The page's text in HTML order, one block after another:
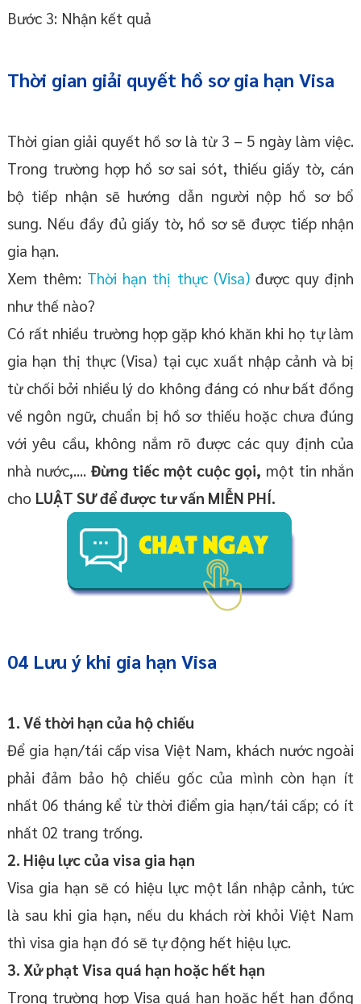
Bước 3: Nhận kết quả
Thời gian giải quyết hồ sơ gia hạn Visa
Thời gian giải quyết hồ sơ là từ 3 – 5 ngày làm việc.
Trong trường hợp hồ sơ sai sót, thiếu giấy tờ, cán
bộ tiếp nhận sẽ hướng dẫn người nộp hồ sơ bổ
sung. Nếu đầy đủ giấy tờ, hồ sơ sẽ được tiếp nhận
gia hạn.
Xem thêm: Thời hạn thị thực (Visa)được quy định
như thế nào?
Có rất nhiều trường hợp gặp khó khăn khi họ tự làm
gia hạn thị thực (Visa) tại cục xuất nhập cảnh và bị
từ chối bởi nhiều lý do không đáng có như bất đồng
về ngôn ngữ, chuẩn bị hồ sơ thiếu hoặc chưa đúng
với yêu cầu, không nắm rõ được các quy định của
nhà nước,.... Đừng tiếc một cuộc gọi, một tin nhắn
cho LUẬT SƯ để được tư vấn MIỄN PHÍ.
04 Lưu ý khi gia hạn Visa
1. Về thời hạn của hộ chiếu
Để gia hạn/tái cấp visa Việt Nam, khách nước ngoài
phải đảm bảo hộ chiếu gốc của mình còn hạn ít
nhất 06 tháng kể từ thời điểm gia hạn/tái cấp; có ít
nhất 02 trang trống.
2. Hiệu lực của visa gia hạn
Visa gia hạn sẽ có hiệu lực một lần nhập cảnh, tức
là sau khi gia hạn, nếu du khách rời khỏi Việt Nam
thì visa gia hạn đó sẽ tự động hết hiệu lực.
3. Xử phạt Visa quá hạn hoặc hết hạn
Trong trường hợp Visa quá hạn hoặc hết hạn đồng